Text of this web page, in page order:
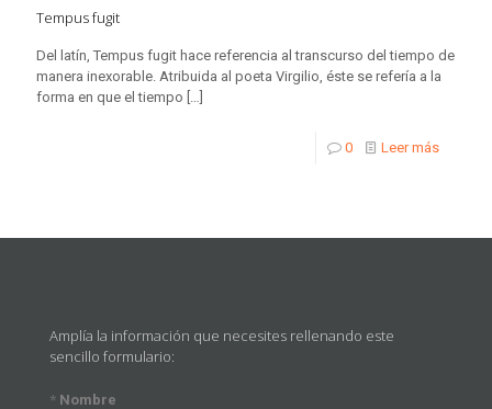
Tempus fugit
Del latín, Tempus fugit hace referencia al transcurso del tiempo de
manera inexorable. Atribuida al poeta Virgilio, éste se refería a la
forma en que el tiempo […]
0 Leer más
Amplía la información que necesites rellenando este
sencillo formulario:
* Nombre